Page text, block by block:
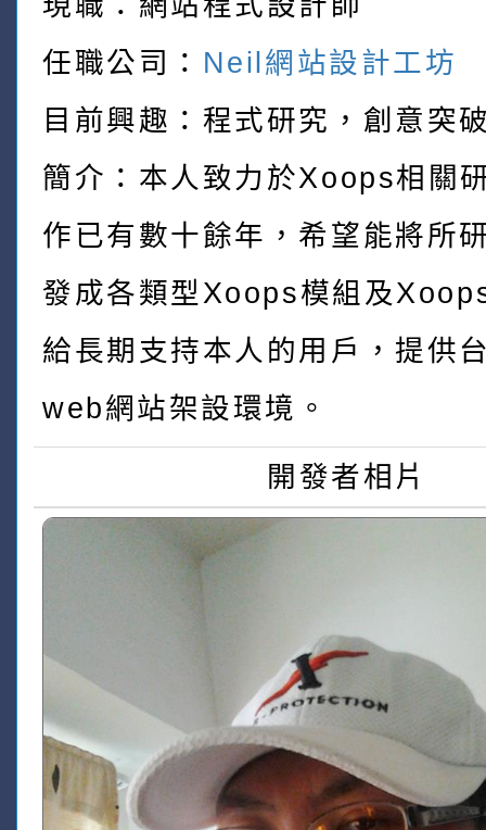
任職公司： Neil網站設計工坊
目前興趣：程式研究，創意突
簡介：本人致力於Xoops相關
作已有數十餘年，希望能將所
發成各類型Xoops模組及
給長期支持本人的用戶，提供
web網站架設環境。
開發者相片